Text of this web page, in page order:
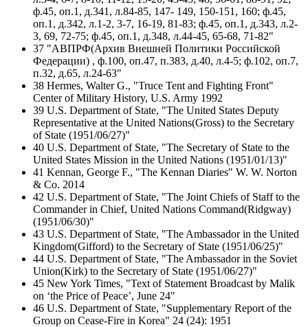
ф.45, оп.1, д.341, л.84-85, 147- 149, 150-151, 160; ф.45,
оп.1, д.342, л.1-2, 3-7, 16-19, 81-83; ф.45, оп.1, д.343, л.2-
3, 69, 72-75; ф.45, оп.1, д.348, л.44-45, 65-68, 71-82"
37 "АВПРФ(Архив Внешней Политики Российской
Федерации) , ф.100, оп.47, п.383, д.40, л.4-5; ф.102, оп.7,
п.32, д.65, л.24-63"
38 Hermes, Walter G., "Truce Tent and Fighting Front"
Center of Military History, U.S. Army 1992
39 U.S. Department of State, "The United States Deputy
Representative at the United Nations(Gross) to the Secretary
of State (1951/06/27)"
40 U.S. Department of State, "The Secretary of State to the
United States Mission in the United Nations (1951/01/13)"
41 Kennan, George F., "The Kennan Diaries" W. W. Norton
& Co. 2014
42 U.S. Department of State, "The Joint Chiefs of Staff to the
Commander in Chief, United Nations Command(Ridgway)
(1951/06/30)"
43 U.S. Department of State, "The Ambassador in the United
Kingdom(Gifford) to the Secretary of State (1951/06/25)"
44 U.S. Department of State, "The Ambassador in the Soviet
Union(Kirk) to the Secretary of State (1951/06/27)"
45 New York Times, "Text of Statement Broadcast by Malik
on ‘the Price of Peace’, June 24"
46 U.S. Department of State, "Supplementary Report of the
Group on Cease-Fire in Korea" 24 (24): 1951